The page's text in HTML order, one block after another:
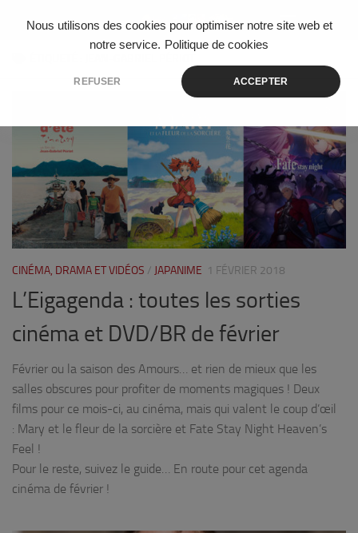
Nous utilisons des cookies pour optimiser notre site web et
notre service. Politique de cookies
REFUSER ACCEPTER
Skip to content
CINÉMA, DRAMA ET VIDÉOS / JAPANIME 1 FÉVRIER 2018
L’Eigagenda : toutes les sorties
cinéma et DVD/BR de février
Février ou la saison des Amours… et rien de mieux que les
salles obscures pour profiter de moments magiques ! Deux
films pour ce mois-ci, au cinéma, mais qui valent le coup d’œil
: Mary et le fleur de la sorcière et Fate Stay Night Heaven’s
Feel !
Pour le reste, suivez le guide… En route pour cet agenda
cinéma de février !